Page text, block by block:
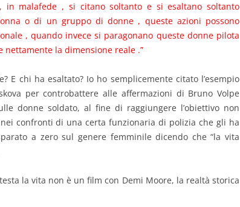
in malafede , si citano soltanto e si esaltano soltanto
o di un gruppo di donne , queste azioni possono
, quando invece si paragonano queste donne pilota
nettamente la dimensione reale .”
E chi ha esaltato? Io ho semplicemente citato l’esempio
per controbattere alle affermazioni di Bruno Volpe
donne soldato, al fine di raggiungere l’obiettivo non
confronti di una certa funzionaria di polizia che gli ha
a zero sul genere femminile dicendo che “la vita
la vita non è un film con Demi Moore, la realtà storica